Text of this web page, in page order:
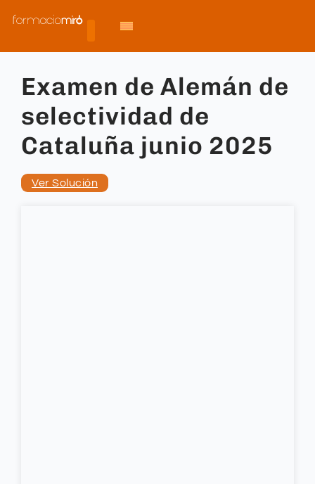
Examen de Alemán de
selectividad de
Cataluña junio 2025
Ver Solución